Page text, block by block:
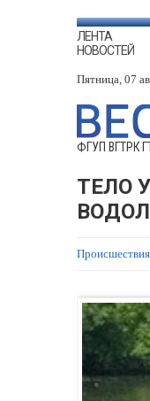
ЛЕНТА
НОВОСТЕЙ
Пятница, 07
ФГУП ВГТРК
ТЕЛО
Происшествия